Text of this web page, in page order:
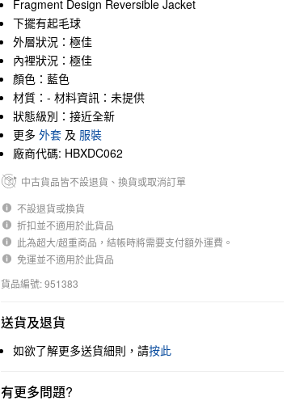
Fragment Design Reversible Jacket
下擺有起毛球
外層狀況：極佳
內裡狀況：極佳
顏色：藍色
材質：- 材料資訊：未提供
狀態級別：接近全新
更多 外套 及 服裝
廠商代碼: HBXDC062
中古貨品皆不設退貨、換貨或取消訂單
不設退貨或換貨
折扣並不適用於此貨品
此為超大/超重商品，結帳時將需要支付額外運費。
免運並不適用於此貨品
貨品編號: 951383
送貨及退貨
如欲了解更多送貨細則，請按此
有更多問題?